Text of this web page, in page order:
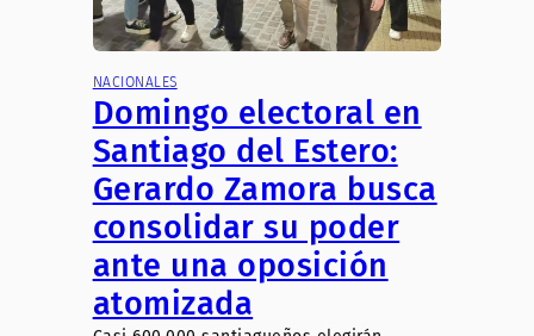
NACIONALES
Domingo electoral en
Santiago del Estero:
Gerardo Zamora busca
consolidar su poder
ante una oposición
atomizada